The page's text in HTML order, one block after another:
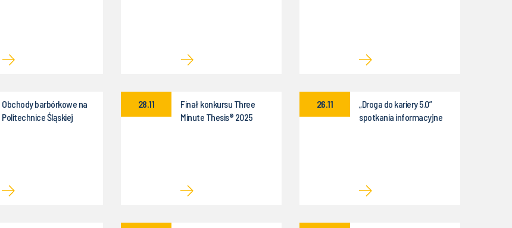
Obchody barbórkowe na
Politechnice Śląskiej
Finał konkursu Three
Minute Thesis® 2025
28.11
„Droga do kariery 5.0”
spotkania informacyjne
26.11